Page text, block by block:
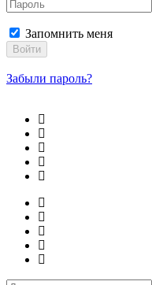
Запомнить меня
Войти
Забыли пароль?